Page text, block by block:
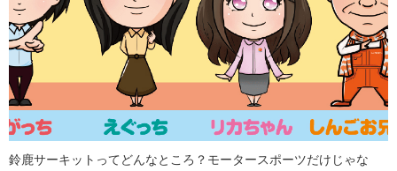
鈴鹿サーキットってどんなところ？モータースポーツだけじゃな